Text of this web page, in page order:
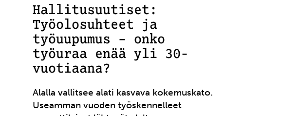
Hallitusuutiset:
Työolosuhteet ja
työuupumus – onko
työuraa enää yli 30-
vuotiaana?
Alalla vallitsee alati kasvava kokemuskato.
Useamman vuoden työskennelleet